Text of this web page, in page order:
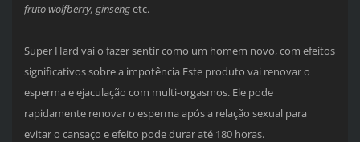
fruto wolfberry, ginsengetc.
Super Hard vai o fazer sentir como um homem novo, com efeitos
significativos sobre a impotência Este produto vai renovar o
esperma e ejaculação com multi-orgasmos. Ele pode
rapidamente renovar o esperma após a relação sexual para
evitar o cansaço e efeito pode durar até 180 horas.